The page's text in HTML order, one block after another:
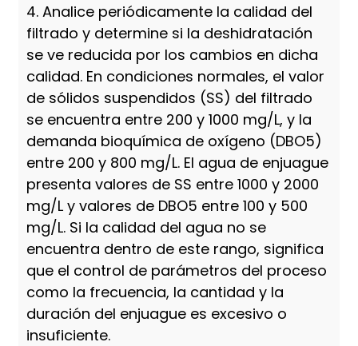
4. Analice periódicamente la calidad del
filtrado y determine si la deshidratación
se ve reducida por los cambios en dicha
calidad. En condiciones normales, el valor
de sólidos suspendidos (SS) del filtrado
se encuentra entre 200 y 1000 mg/L, y la
demanda bioquímica de oxígeno (DBO5)
entre 200 y 800 mg/L. El agua de enjuague
presenta valores de SS entre 1000 y 2000
mg/L y valores de DBO5 entre 100 y 500
mg/L. Si la calidad del agua no se
encuentra dentro de este rango, significa
que el control de parámetros del proceso
como la frecuencia, la cantidad y la
duración del enjuague es excesivo o
insuficiente.